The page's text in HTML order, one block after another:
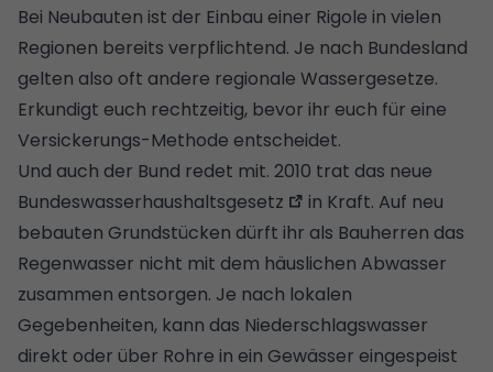
Bei Neubauten ist der Einbau einer Rigole in vielen
Regionen bereits verpflichtend. Je nach Bundesland
gelten also oft andere regionale Wassergesetze.
Erkundigt euch rechtzeitig, bevor ihr euch für eine
Versickerungs-Methode entscheidet.
Und auch der Bund redet mit. 2010 trat das neue
Bundeswasserhaushaltsgesetz
in Kraft. Auf neu
bebauten Grundstücken dürft ihr als Bauherren das
Regenwasser nicht mit dem häuslichen Abwasser
zusammen entsorgen. Je nach lokalen
Gegebenheiten, kann das Niederschlagswasser
direkt oder über Rohre in ein Gewässer eingespeist